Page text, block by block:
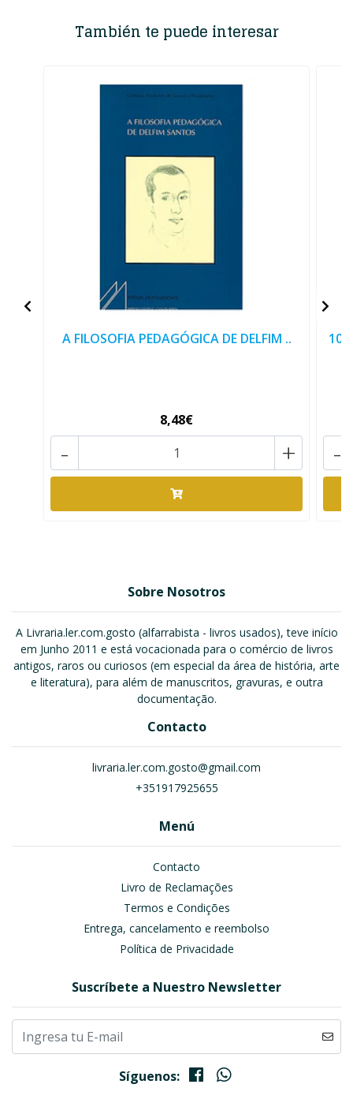
También te puede interesar
A FILOSOFIA PEDAGÓGICA DE DELFIM ..
8,48€
+
-
100
-
Sobre Nosotros
A Livraria.ler.com.gosto (alfarrabista - livros usados), teve início
em Junho 2011 e está vocacionada para o comércio de livros
antigos, raros ou curiosos (em especial da área de história, arte
e literatura), para além de manuscritos, gravuras, e outra
documentação.
Contacto
livraria.ler.com.gosto@gmail.com
+351917925655
Menú
Contacto
Livro de Reclamações
Termos e Condições
Entrega, cancelamento e reembolso
Política de Privacidade
Suscríbete a Nuestro Newsletter
Síguenos: